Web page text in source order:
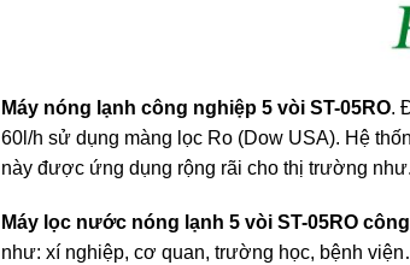
Máy nóng lạnh công nghiệp 5 vòi ST-05RO.
60l/h sử dụng màng lọc Ro (Dow USA). Hệ
này được ứng dụng rộng rãi cho thị trường
Máy lọc nước nóng lạnh 5 vòi ST-05RO
như: xí nghiệp, cơ quan, trường học, bệnh